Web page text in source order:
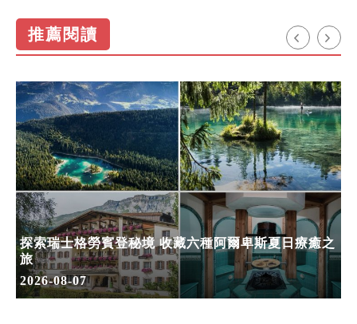
推薦閱讀
探索瑞士格勞賓登秘境 收藏六種阿爾卑斯夏日療癒之
旅
2026-08-07